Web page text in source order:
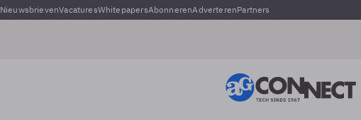
NieuwsbrievenVacaturesWhitepapersAbonnerenAdverterenPartners